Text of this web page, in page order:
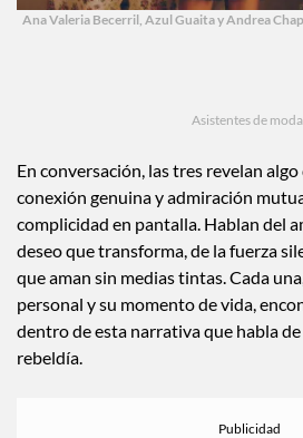
Ana Valeria Becerril, Azul Guaita y Andrea
Asistentes de
En conversación, las tres revelan
conexión genuina y admiración
complicidad en pantalla. Hablan del
deseo que transforma, de la fuerza
que aman sin medias tintas. Cada
personal y su momento de vida,
dentro de esta narrativa que habla
rebeldía.